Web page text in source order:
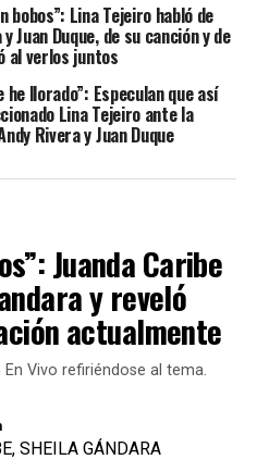
bobos”: Lina Tejeiro habló de
Juan Duque, de su canción y de
al verlos juntos
he llorado”: Especulan que así
Lina Tejeiro ante la
Rivera y Juan Duque
Juanda Caribe
y reveló
actualmente
Vivo refiriéndose al tema.